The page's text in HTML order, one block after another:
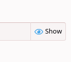
Show